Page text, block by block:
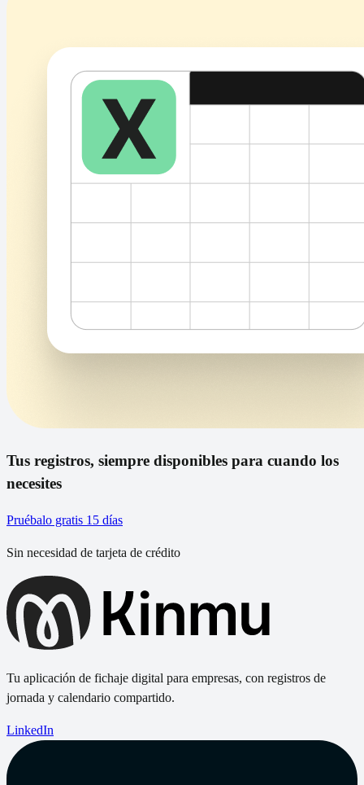
Tus registros, siempre disponibles para cuando los
necesites
Pruébalo gratis 15 días
Sin necesidad de tarjeta de crédito
Tu aplicación de fichaje digital para empresas, con registros de
jornada y calendario compartido.
LinkedIn